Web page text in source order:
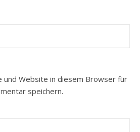
und Website in diesem Browser für
speichern.